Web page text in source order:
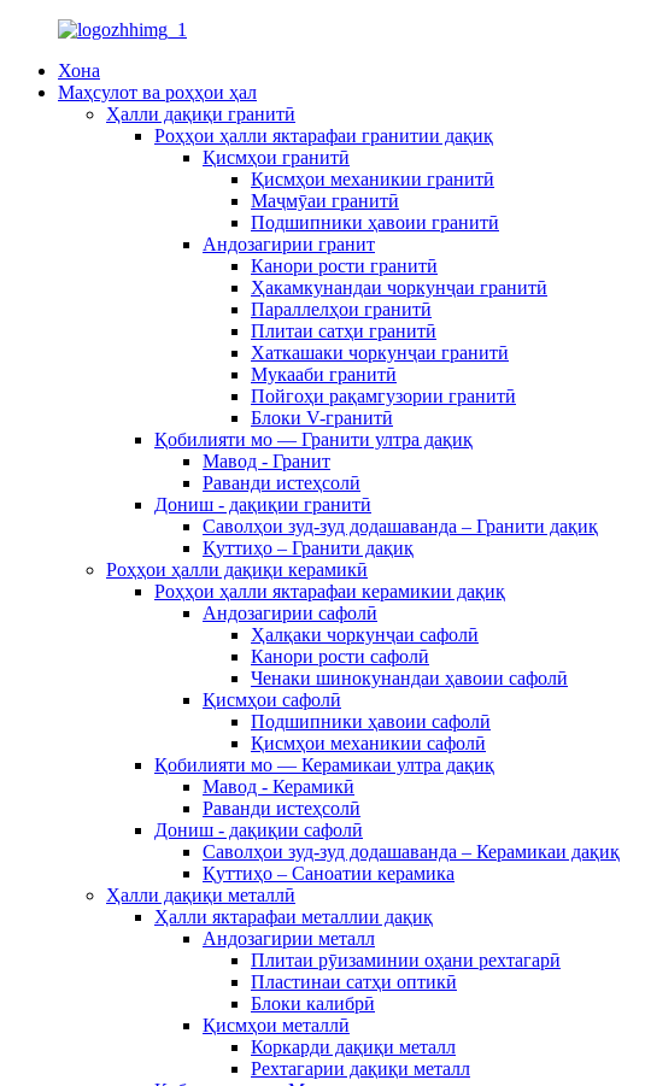
Хона
Маҳсулот ва роҳҳои ҳал
Ҳалли дақиқи гранитӣ
Роҳҳои ҳалли яктарафаи гранитии дақиқ
Қисмҳои гранитӣ
Қисмҳои механикии гранитӣ
Маҷмӯаи гранитӣ
Подшипники ҳавоии гранитӣ
Андозагирии гранит
Канори рости гранитӣ
Ҳакамкунандаи чоркунҷаи гранитӣ
Параллелҳои гранитӣ
Плитаи сатҳи гранитӣ
Хаткашаки чоркунҷаи гранитӣ
Мукааби гранитӣ
Пойгоҳи рақамгузории гранитӣ
Блоки V-гранитӣ
Қобилияти мо — Гранити ултра дақиқ
Мавод - Гранит
Раванди истеҳсолӣ
Дониш - дақиқии гранитӣ
Саволҳои зуд-зуд додашаванда – Гранити дақиқ
Қуттиҳо – Гранити дақиқ
Роҳҳои ҳалли дақиқи керамикӣ
Роҳҳои ҳалли яктарафаи керамикии дақиқ
Андозагирии сафолӣ
Ҳалқаки чоркунҷаи сафолӣ
Канори рости сафолӣ
Ченаки шинокунандаи ҳавоии сафолӣ
Қисмҳои сафолӣ
Подшипники ҳавоии сафолӣ
Қисмҳои механикии сафолӣ
Қобилияти мо — Керамикаи ултра дақиқ
Мавод - Керамикӣ
Раванди истеҳсолӣ
Дониш - дақиқии сафолӣ
Саволҳои зуд-зуд додашаванда – Керамикаи дақиқ
Қуттиҳо – Саноатии керамика
Ҳалли дақиқи металлӣ
Ҳалли яктарафаи металлии дақиқ
Андозагирии металл
Плитаи рӯизаминии оҳани рехтагарӣ
Пластинаи сатҳи оптикӣ
Блоки калибрӣ
Қисмҳои металлӣ
Коркарди дақиқи металл
Рехтагарии дақиқи металл